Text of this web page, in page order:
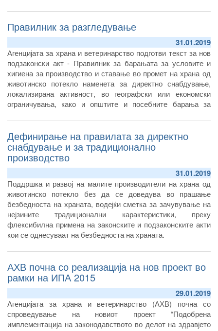
кои се увезува храна во Република Северна Македонија.
Правилник за разгледување
31.01.2019
Агенцијата за храна и ветеринарство подготви текст за нов
подзаконски акт - Правилник за барањата за условите и
хигиена за производство и ставање во промет на храна од
животинско потекло наменета за директно снабдување,
локализирана активност, во географски или економски
ограничувања, како и општите и посебните барања за
преработка и дистрибуција на храна со традиционални
карактеристики.
Дефинирање на правилата за директно
снабдување и за традиционално
производство
31.01.2019
Поддршка и развој на малите производители на храна од
животинско потекло без да се доведува во прашање
безбедноста на храната, водејќи сметка за зачувување на
нејзините традиционални карактеристики, преку
флексибилна примена на законските и подзаконските акти
кои се однесуваат на безбедноста на храната.
АХВ почна со реализација на нов проект во
рамки на ИПА 2015
29.01.2019
Агенцијата за храна и ветеринарство (АХВ) почна со
спроведување на новиот проект “Подобрена
имплементација на законодавството во делот на здравјето